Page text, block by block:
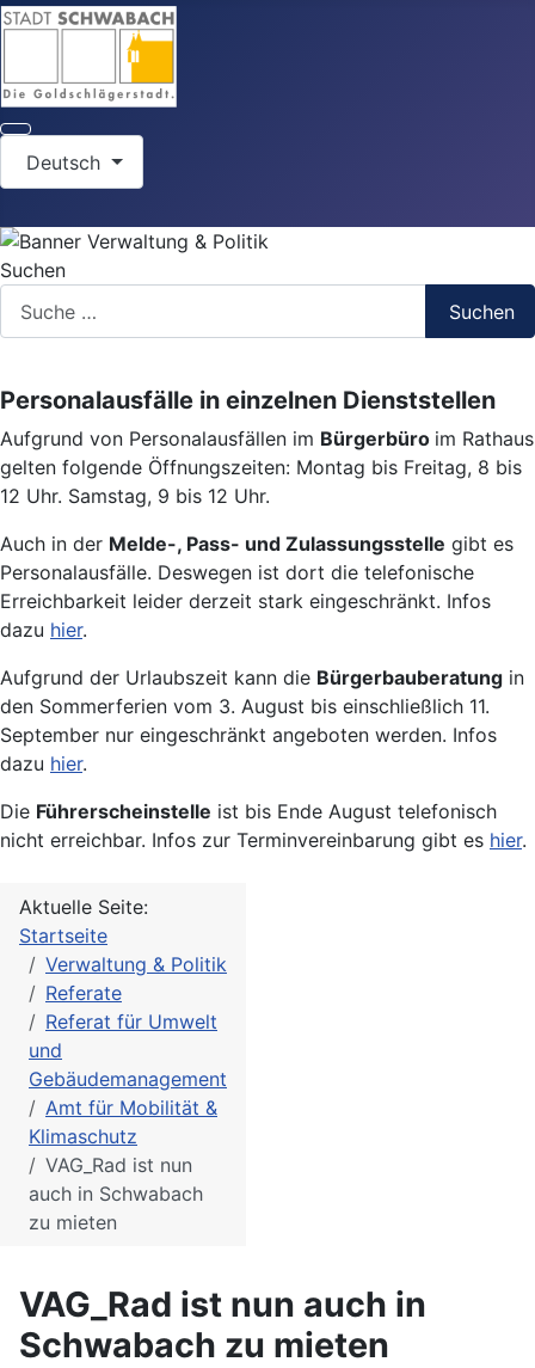
Deutsch
Suchen
Suchen
Personalausfälle in einzelnen Dienststellen
Aufgrund von Personalausfällen im Bürgerbüro im Rathaus
gelten folgende Öffnungszeiten: Montag bis Freitag, 8 bis
12 Uhr. Samstag, 9 bis 12 Uhr.
Auch in der Melde-, Pass- und Zulassungsstelle gibt es
Personalausfälle. Deswegen ist dort die telefonische
Erreichbarkeit leider derzeit stark eingeschränkt. Infos
dazu hier.
Aufgrund der Urlaubszeit kann die Bürgerbauberatung in
den Sommerferien vom 3. August bis einschließlich 11.
September nur eingeschränkt angeboten werden. Infos
dazu hier.
Die Führerscheinstelle ist bis Ende August telefonisch
nicht erreichbar. Infos zur Terminvereinbarung gibt es hier.
Aktuelle Seite:
Startseite
Verwaltung & Politik
Referate
Referat für Umwelt
und
Gebäudemanagement
Amt für Mobilität &
Klimaschutz
VAG_Rad ist nun
auch in Schwabach
zu mieten
VAG_Rad ist nun auch in
Schwabach zu mieten